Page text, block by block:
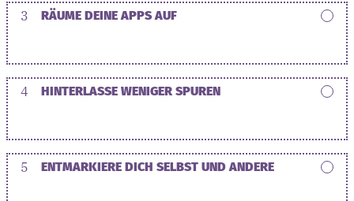
3 RÄUME DEINE APPS AUF
4 HINTERLASSE WENIGER SPUREN
5 ENTMARKIERE DICH SELBST UND ANDERE